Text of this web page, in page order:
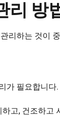
리 방
리하는 것이
가 필요합니
고, 건조하고